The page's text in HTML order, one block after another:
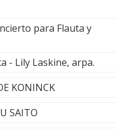
para Flauta y
- Lily Laskine, arpa.
KONINCK
SAITO